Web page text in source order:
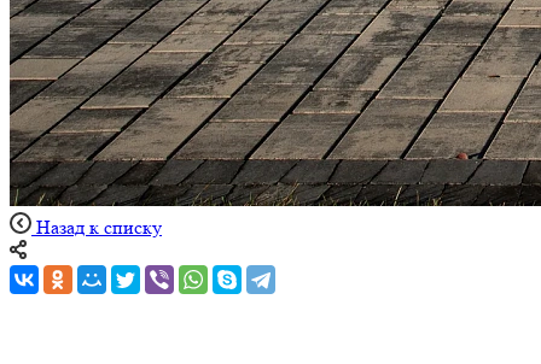
Назад к списку